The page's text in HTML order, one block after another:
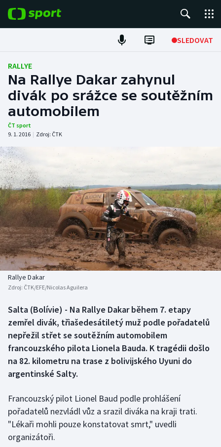
SLEDOVAT
Fotbal
Hokej
Tenis
Atletika
Cyklistika
DALŠÍ SPORTY
Americký fotbal
Baseball a softbal
Basketbal
Biatlon
Box
Curling
Dostihy
Futsal
Golf
NEPŘEHLÉDNĚTE
Soutěže
Historické návraty
Aplikace ČT sport
RALLYE
Na Rallye Dakar zahynul
divák po srážce se soutěžním
automobilem
ČT sport
9. 1. 2016 | Zdroj: ČTK
Rallye Dakar
Zdroj: ČTK/EFE/Nicolas Aguilera
Salta (Bolívie) - Na Rallye Dakar během 7. etapy
zemřel divák, třiašedesátiletý muž podle pořadatelů
nepřežil střet se soutěžním automobilem
francouzského pilota Lionela Bauda. K tragédii došlo
na 82. kilometru na trase z bolivijského Uyuni do
argentinské Salty.
Francouzský pilot Lionel Baud podle prohlášení
pořadatelů nezvládl vůz a srazil diváka na kraji trati.
"Lékaři mohli pouze konstatovat smrt," uvedli
organizátoři.